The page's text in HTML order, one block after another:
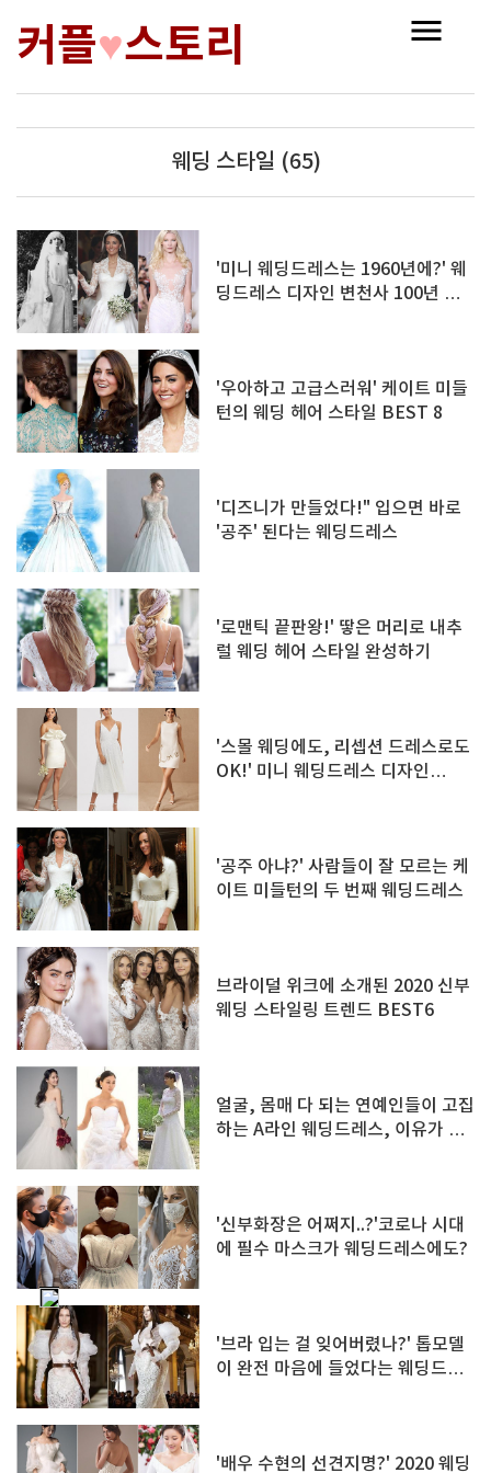
커플♥스토리
웨딩 스타일 (65)
'미니 웨딩드레스는 1960년에?' 웨
딩드레스 디자인 변천사 100년 한
'우아하고 고급스러워' 케이트 미들
턴의 웨딩 헤어 스타일 BEST 8
'디즈니가 만들었다!" 입으면 바로
'공주' 된다는 웨딩드레스
'로맨틱 끝판왕!' 땋은 머리로 내추
럴 웨딩 헤어 스타일 완성하기
'스몰 웨딩에도, 리셉션 드레스로도
OK!' 미니 웨딩드레스 디자인
'공주 아냐?' 사람들이 잘 모르는 케
이트 미들턴의 두 번째 웨딩드레스
브라이덜 위크에 소개된 2020 신부
웨딩 스타일링 트렌드 BEST6
얼굴, 몸매 다 되는 연예인들이 고집
하는 A라인 웨딩드레스, 이유가 있
'신부화장은 어쩌지..?'코로나 시대
에 필수 마스크가 웨딩드레스에도?
'브라 입는 걸 잊어버렸나?' 톱모델
이 완전 마음에 들었다는 웨딩드레
'배우 수현의 선견지명?' 2020 웨딩